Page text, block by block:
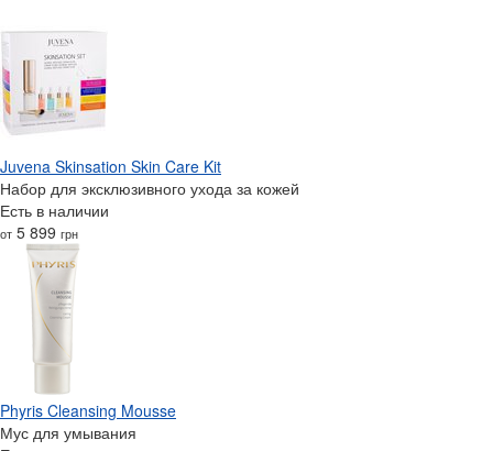
Juvena Skinsation Skin Care Kit
Набор для эксклюзивного ухода за кожей
Есть в наличии
от 5 899 грн
Phyris Cleansing Mousse
Мус для умывания